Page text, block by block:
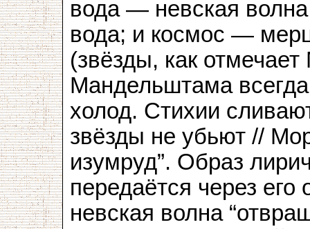
вода — невская
вода; и космос —
(звёзды, как
Мандельштама
холод. Стихии
звёзды не убьют //
изумруд”. Образ
передаётся через
невская волна